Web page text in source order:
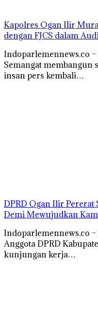
Kapolres Ogan Ilir
dengan FJCS dalam
Indoparlemennews.co –
Semangat membangun
insan pers kembali…
DPRD Ogan Ilir Pererat
Demi Mewujudkan
Indoparlemennews.co
Anggota DPRD
kunjungan kerja…